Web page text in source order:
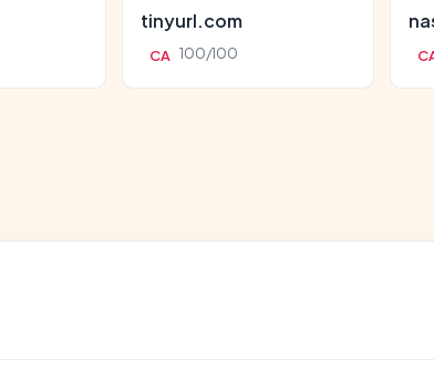
tinyurl.com
CA 100/100